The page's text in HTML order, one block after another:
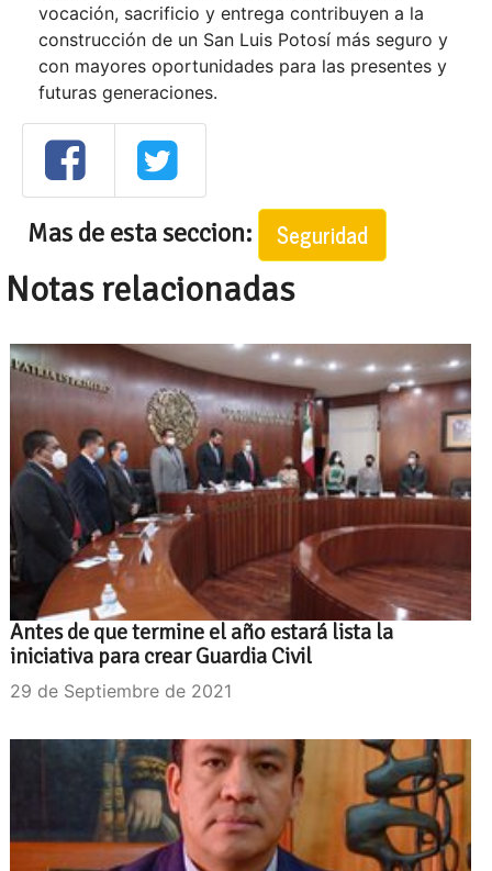
vocación, sacrificio y entrega contribuyen a la
construcción de un San Luis Potosí más seguro y
con mayores oportunidades para las presentes y
futuras generaciones.
Mas de esta seccion: Seguridad
Notas relacionadas
Antes de que termine el año estará lista la
iniciativa para crear Guardia Civil
29 de Septiembre de 2021